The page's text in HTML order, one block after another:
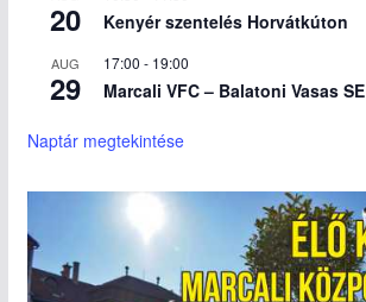
20 Kenyér szentelés Horvátkúton
AUG
29
17:00 - 19:00
Marcali VFC – Balatoni Vasas SE
Naptár megtekintése